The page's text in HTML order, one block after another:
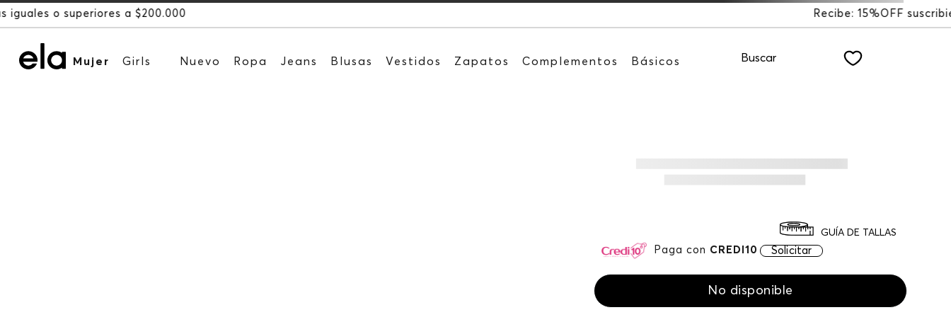
Recibe: 15%OFF suscribiéndote a nuestro NEWSLETTER
Mujer Girls Nuevo Ropa Jeans Blusas Vestidos Zapatos Complementos Básicos Buscar
Paga con CREDI10 Solicitar
GUÍA DE TALLAS
No disponible